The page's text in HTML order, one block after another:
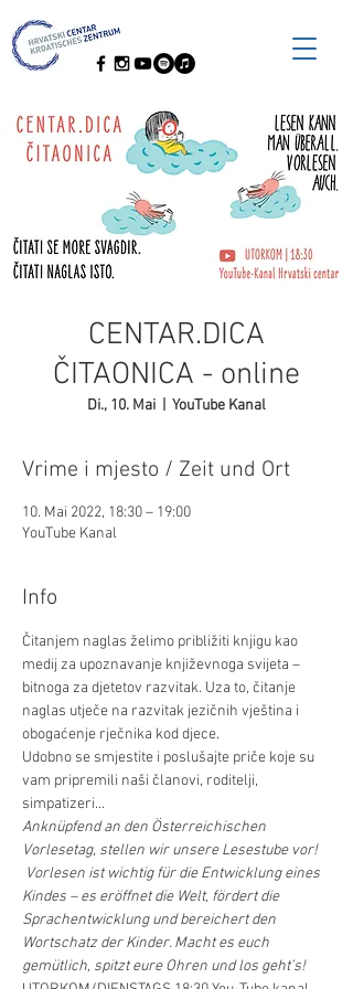
CENTAR.DICA
ČITAONICA - online
Di., 10. Mai YouTube Kanal
Vrime i mjesto / Zeit und Ort
10. Mai 2022, 18:30 – 19:00
YouTube Kanal
Info
Čitanjem naglas želimo približiti knjigu kao
medij za upoznavanje književnoga svijeta –
bitnoga za djetetov razvitak. Uza to, čitanje
naglas utječe na razvitak jezičnih vještina i
obogaćenje rječnika kod djece.
Udobno se smjestite i poslušajte priče koje su
vam pripremili naši članovi, roditelji,
simpatizeri...
Anknüpfend an den Österreichischen
Vorlesetag, stellen wir unsere Lesestube vor!
Vorlesen ist wichtig für die Entwicklung eines
Kindes – es eröffnet die Welt, fördert die
Sprachentwicklung und bereichert den
Wortschatz der Kinder. Macht es euch
gemütlich, spitzt eure Ohren und los geht’s!